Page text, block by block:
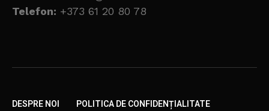
Telefon: +373 61 20 80 78
DESPRE NOI POLITICA DE CONFIDENȚIALITATE